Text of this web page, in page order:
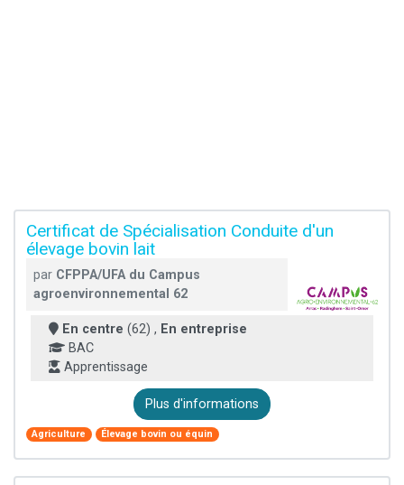
Certificat de Spécialisation Conduite d'un
élevage bovin lait
par CFPPA/UFA du Campus
agroenvironnemental 62
En centre (62) , En entreprise
BAC
Apprentissage
Plus d'informations
Agriculture Élevage bovin ou équin